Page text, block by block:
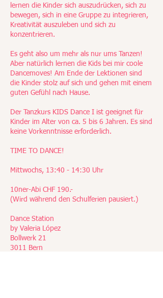
lernen die Kinder sich auszudrücken, sich zu
bewegen, sich in eine Gruppe zu integrieren,
Kreativität auszuleben und sich zu
konzentrieren.
Es geht also um mehr als nur ums Tanzen!
Aber natürlich lernen die Kids bei mir coole
Dancemoves! Am Ende der Lektionen sind
die Kinder stolz auf sich und gehen mit einem
guten Gefühl nach Hause.
Der Tanzkurs KIDS Dance I ist geeignet für
Kinder im Alter von ca. 5 bis 6 Jahren. Es sind
keine Vorkenntnisse erforderlich.
TIME TO DANCE!
Mittwochs, 13:40 - 14:30 Uhr
10ner-Abi CHF 190.-
(Wird während den Schulferien pausiert.)
Dance Station
by Valeria López
Bollwerk 21
3011 Bern